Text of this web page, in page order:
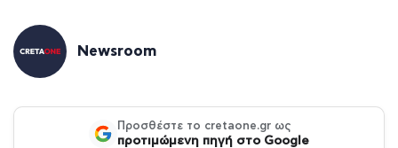
Newsroom
Προσθέστε το cretaone.gr ως
προτιμώμενη πηγή στο Google